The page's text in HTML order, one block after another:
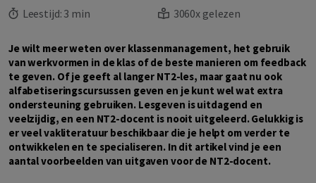
Leestijd: 3 min 3060x gelezen
Je wilt meer weten over klassenmanagement, het gebruik
van werkvormen in de klas of de beste manieren om feedback
te geven. Of je geeft al langer NT2-les, maar gaat nu ook
alfabetiseringscursussen geven en je kunt wel wat extra
ondersteuning gebruiken. Lesgeven is uitdagend en
veelzijdig, en een NT2-docent is nooit uitgeleerd. Gelukkig is
er veel vakliteratuur beschikbaar die je helpt om verder te
ontwikkelen en te specialiseren. In dit artikel vind je een
aantal voorbeelden van uitgaven voor de NT2-docent.